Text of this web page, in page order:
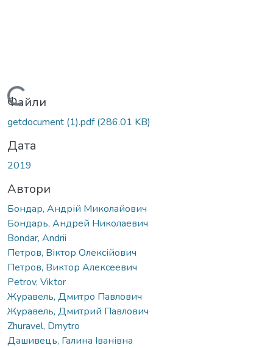
Вантажиться...
Файли
getdocument (1).pdf(286.01 KB)
Дата
2019
Автори
Бондар, Андрій Миколайович
Бондарь, Андрей Николаевич
Bondar, Andrii
Петров, Віктор Олексійович
Петров, Виктор Алексеевич
Petrov, Viktor
Журавель, Дмитро Павлович
Журавель, Дмитрий Павлович
Zhuravel, Dmytro
Дашивець, Галина Іванівна